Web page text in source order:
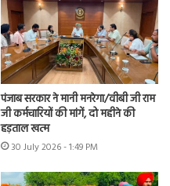
पंजाब सरकार ने मानी मनरेगा/वीबी जी राम
जी कर्मचारियों की मांगें, दो महीने की
हड़ताल खत्म
30 July 2026 - 1:49 PM